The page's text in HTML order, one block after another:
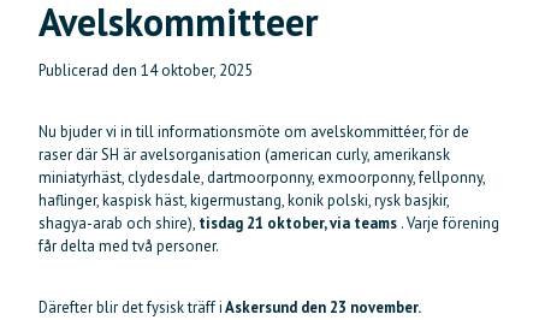
Avelskommitteer
Publicerad den 14 oktober, 2025
Nu bjuder vi in till informationsmöte om avelskommittéer, för de
raser där SH är avelsorganisation (american curly, amerikansk
miniatyrhäst, clydesdale, dartmoorponny, exmoorponny, fellponny,
haflinger, kaspisk häst, kigermustang, konik polski, rysk basjkir,
shagya-arab och shire), tisdag 21 oktober, via teams . Varje förening
får delta med två personer.
Därefter blir det fysisk träff iAskersund den 23 november.